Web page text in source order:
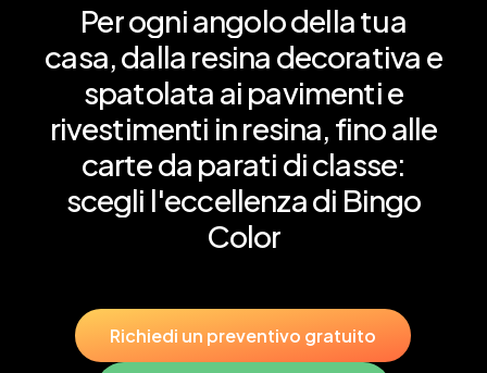
Perogniangolodellatua
casa,dalla resina decorativa e
spatolata ai pavimentie
rivestimenti inresina, finoalle
carteda parati diclasse:
scegli l'eccellenzadi Bingo
Color
Richiedi un preventivo gratuito